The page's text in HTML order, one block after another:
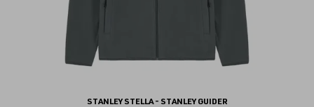
STANLEY STELLA - STANLEY GUIDER